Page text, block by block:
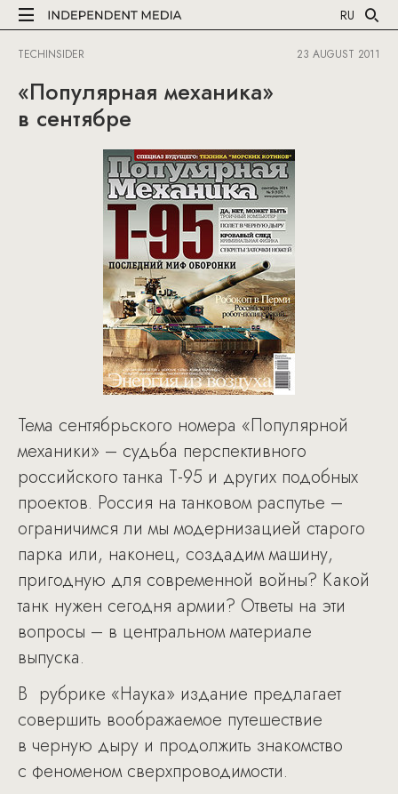
RU
TECHINSIDER 23 AUGUST 2011
«Популярная механика»
в сентябре
Тема сентябрьского номера «Популярной
механики» – судьба перспективного
российского танка Т-95 и других подобных
проектов. Россия на танковом распутье –
ограничимся ли мы модернизацией старого
парка или, наконец, создадим машину,
пригодную для современной войны? Какой
танк нужен сегодня армии? Ответы на эти
вопросы – в центральном материале
выпуска.
В рубрике «Наука» издание предлагает
совершить воображаемое путешествие
в черную дыру и продолжить знакомство
с феноменом сверхпроводимости.